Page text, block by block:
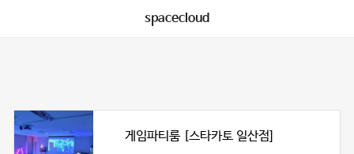
spacecloud
게임파티룸 [스타카토 일산점]